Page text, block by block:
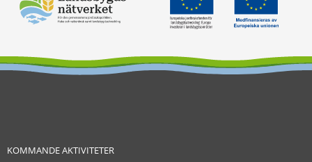
KOMMANDE AKTIVITETER